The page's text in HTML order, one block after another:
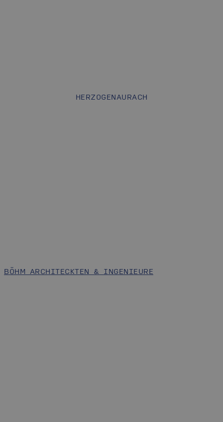
HERZOGENAURACH
BÖHM ARCHITECKTEN & INGENIEURE